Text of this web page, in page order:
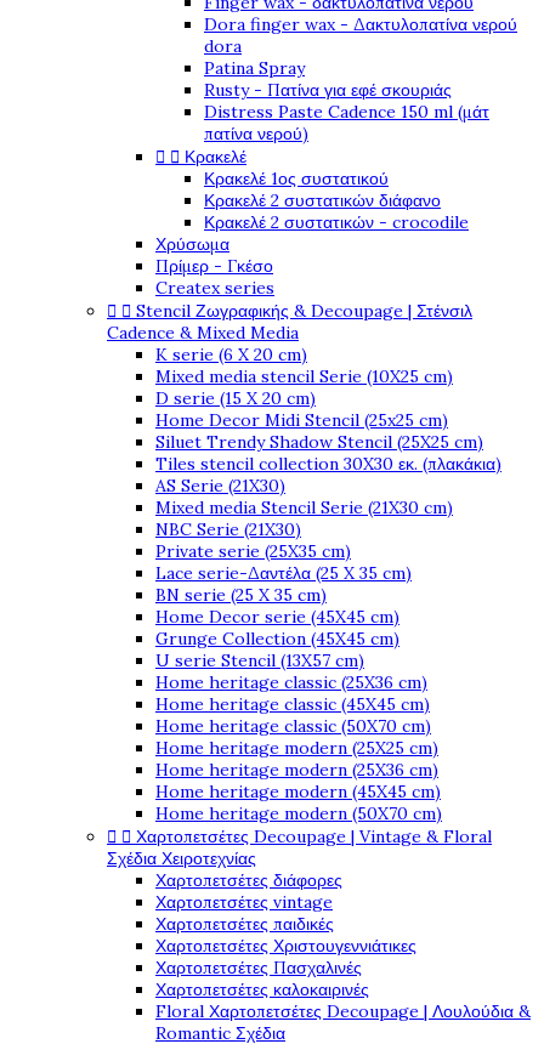
Dora finger wax - Δακτυλοπατίνα νερού
dora
Patina Spray
Rusty - Πατίνα για εφέ σκουριάς
Distress Paste Cadence 150 ml (μάτ
πατίνα νερού)
  Κρακελέ
Κρακελέ 1ος συστατικού
Κρακελέ 2 συστατικών διάφανο
Κρακελέ 2 συστατικών - crocodile
Χρύσωμα
Πρίμερ - Γκέσο
Createx series
  Stencil Ζωγραφικής & Decoupage | Στένσιλ
Cadence & Mixed Media
K serie (6 X 20 cm)
Mixed media stencil Serie (10X25 cm)
D serie (15 X 20 cm)
Home Decor Midi Stencil (25x25 cm)
Siluet Trendy Shadow Stencil (25X25 cm)
Tiles stencil collection 30X30 εκ. (πλακάκια)
AS Serie (21X30)
Mixed media Stencil Serie (21X30 cm)
NBC Serie (21X30)
Private serie (25X35 cm)
Lace serie-Δαντέλα (25 X 35 cm)
BN serie (25 X 35 cm)
Home Decor serie (45X45 cm)
Grunge Collection (45X45 cm)
U serie Stencil (13X57 cm)
Home heritage classic (25X36 cm)
Home heritage classic (45X45 cm)
Home heritage classic (50X70 cm)
Home heritage modern (25X25 cm)
Home heritage modern (25X36 cm)
Home heritage modern (45X45 cm)
Home heritage modern (50X70 cm)
  Χαρτοπετσέτες Decoupage | Vintage & Floral
Σχέδια Χειροτεχνίας
Χαρτοπετσέτες διάφορες
Χαρτοπετσέτες vintage
Χαρτοπετσέτες παιδικές
Χαρτοπετσέτες Χριστουγεννιάτικες
Χαρτοπετσέτες Πασχαλινές
Χαρτοπετσέτες καλοκαιρινές
Floral Χαρτοπετσέτες Decoupage | Λουλούδια &
Romantic Σχέδια